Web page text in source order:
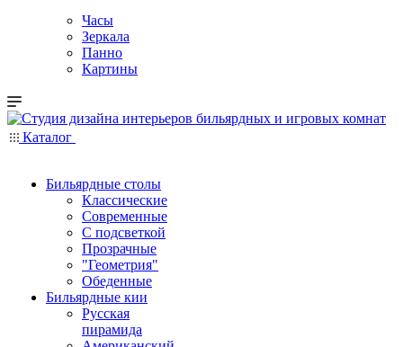
Часы
Зеркала
Панно
Картины
Каталог
Бильярдные столы
Классические
Современные
С подсветкой
Прозрачные
"Геометрия"
Обеденные
Бильярдные кии
Русская
пирамида